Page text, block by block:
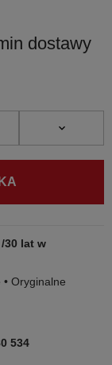
dostawy
30 lat w
Oryginalne
534